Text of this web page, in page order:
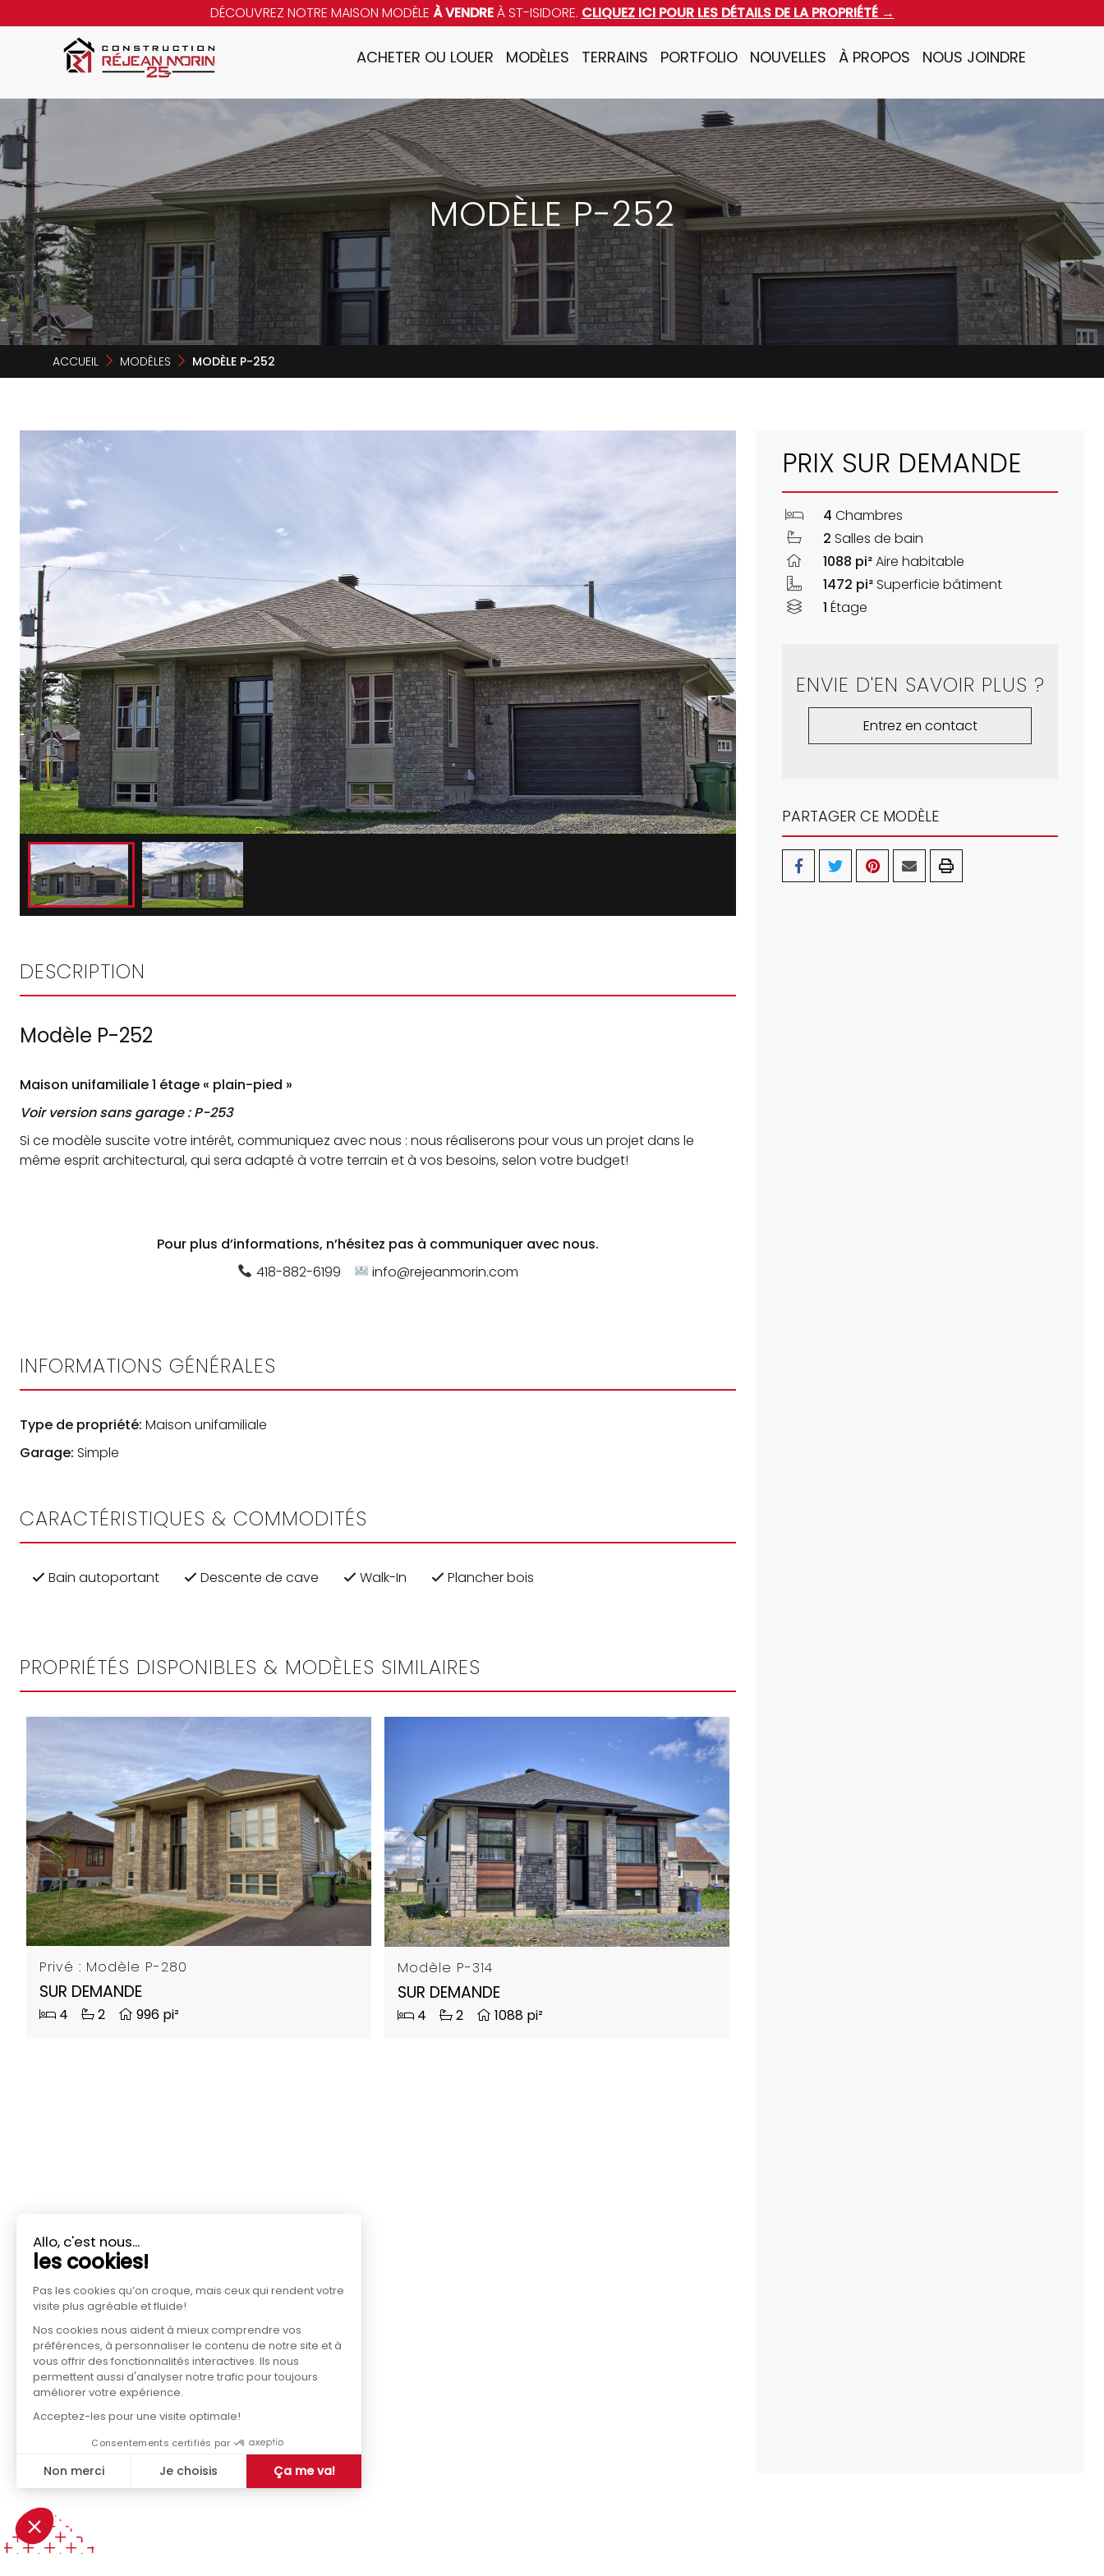
DÉCOUVREZ NOTRE MAISON MODÈLE À VENDREÀ ST-ISIDORE. CLIQUEZ ICI POUR LES DÉTAILS DE LA PROPRIÉTÉ →
ACHETER OU LOUER MODÈLES TERRAINS PORTFOLIO NOUVELLES À PROPOS NOUS JOINDRE
MODÈLE P-252
ACCUEIL MODÈLES MODÈLE P-252
PRIX SUR DEMANDE
4 Chambres
2 Salles de bain
1088 pi²Aire habitable
1472 pi²Superficie bâtiment
1 Étage
ENVIE D'EN SAVOIR PLUS ?
Entrez en contact
PARTAGER CE MODÈLE
DESCRIPTION
Modèle P-252
Maison unifamiliale 1 étage « plain-pied »
Voir version sans garage : P-253
Si ce modèle suscite votre intérêt, communiquez avec nous : nous réaliserons pour vous un projet dans le
même esprit architectural, qui sera adapté à votre terrain et à vos besoins, selon votre budget!
Pour plus d’informations, n’hésitez pas à communiquer avec nous.
418-882-6199
info@rejeanmorin.com
INFORMATIONS GÉNÉRALES
Type de propriété: Maison unifamiliale
Garage: Simple
CARACTÉRISTIQUES & COMMODITÉS
Bain autoportant Descente de cave Walk-In Plancher bois
PROPRIÉTÉS DISPONIBLES & MODÈLES SIMILAIRES
Privé : Modèle P-280
SUR DEMANDE
4 2 996 pi²
Modèle P-314
SUR DEMANDE
4 2 1088 pi²